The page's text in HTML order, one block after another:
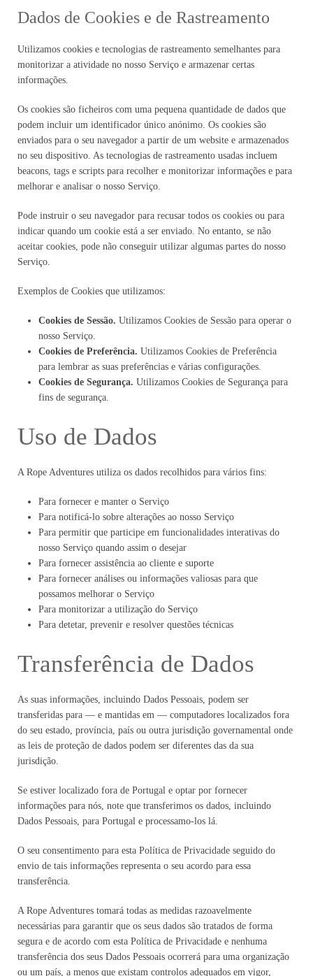
Dados de Cookies e de Rastreamento
Utilizamos cookies e tecnologias de rastreamento semelhantes para
monitorizar a atividade no nosso Serviço e armazenar certas
informações.
Os cookies são ficheiros com uma pequena quantidade de dados que
podem incluir um identificador único anónimo. Os cookies são
enviados para o seu navegador a partir de um website e armazenados
no seu dispositivo. As tecnologias de rastreamento usadas incluem
beacons, tags e scripts para recolher e monitorizar informações e para
melhorar e analisar o nosso Serviço.
Pode instruir o seu navegador para recusar todos os cookies ou para
indicar quando um cookie está a ser enviado. No entanto, se não
aceitar cookies, pode não conseguir utilizar algumas partes do nosso
Serviço.
Exemplos de Cookies que utilizamos:
Cookies de Sessão. Utilizamos Cookies de Sessão para operar o
nosso Serviço.
Cookies de Preferência. Utilizamos Cookies de Preferência
para lembrar as suas preferências e várias configurações.
Cookies de Segurança. Utilizamos Cookies de Segurança para
fins de segurança.
Uso de Dados
A Rope Adventures utiliza os dados recolhidos para vários fins:
Para fornecer e manter o Serviço
Para notificá-lo sobre alterações ao nosso Serviço
Para permitir que participe em funcionalidades interativas do
nosso Serviço quando assim o desejar
Para fornecer assistência ao cliente e suporte
Para fornecer análises ou informações valiosas para que
possamos melhorar o Serviço
Para monitorizar a utilização do Serviço
Para detetar, prevenir e resolver questões técnicas
Transferência de Dados
As suas informações, incluindo Dados Pessoais, podem ser
transferidas para — e mantidas em — computadores localizados fora
do seu estado, província, país ou outra jurisdição governamental onde
as leis de proteção de dados podem ser diferentes das da sua
jurisdição.
Se estiver localizado fora de Portugal e optar por fornecer
informações para nós, note que transferimos os dados, incluindo
Dados Pessoais, para Portugal e processamo-los lá.
O seu consentimento para esta Política de Privacidade seguido do
envio de tais informações representa o seu acordo para essa
transferência.
A Rope Adventures tomará todas as medidas razoavelmente
necessárias para garantir que os seus dados são tratados de forma
segura e de acordo com esta Política de Privacidade e nenhuma
transferência dos seus Dados Pessoais ocorrerá para uma organização
ou um país, a menos que existam controlos adequados em vigor,